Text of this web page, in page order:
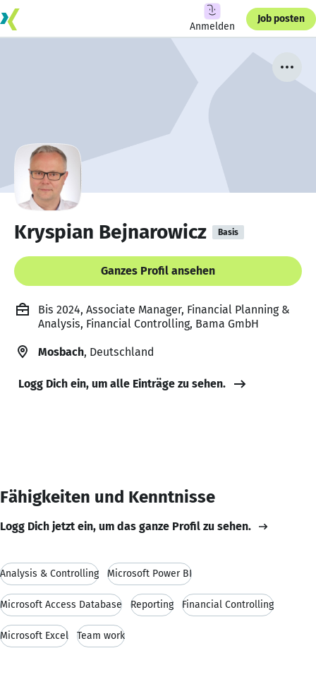
Anmelden
Job posten
Kryspian Bejnarowicz Basis
Ganzes Profil ansehen
Bis 2024, Associate Manager, Financial Planning &
Analysis, Financial Controlling, Bama GmbH
Mosbach, Deutschland
Logg Dich ein, um alle Einträge zu sehen.
Fähigkeiten und Kenntnisse
Logg Dich jetzt ein, um das ganze Profil zu sehen.
Analysis & Controlling Microsoft Power BI
Microsoft Access Database Reporting Financial Controlling
Microsoft Excel Team work